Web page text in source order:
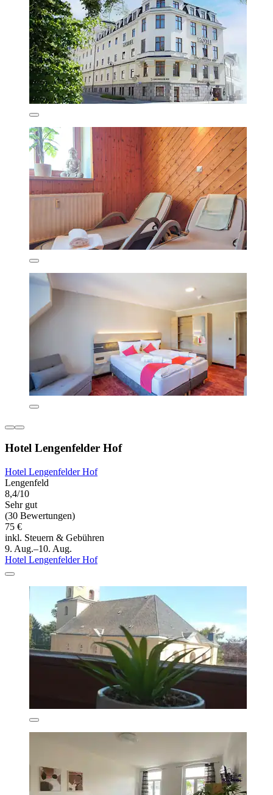
Hotel Lengenfelder Hof
Hotel Lengenfelder Hof
Lengenfeld
8,4/10
Sehr gut
(30 Bewertungen)
75 €
inkl. Steuern & Gebühren
9. Aug.–10. Aug.
Hotel Lengenfelder Hof